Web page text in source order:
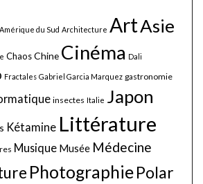
Amérique du Sud Architecture ArtAsie
ChaosChine Cinéma Dali
Fractales Gabriel Garcia Marquez gastronomie
insectes Italie Japon
Kétamine Littérature
Musique Musée Médecine
PhotographiePolar